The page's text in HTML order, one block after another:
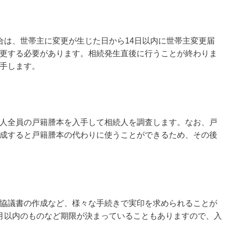
、世帯主に変更が生じた日から14日以内に世帯主変更届
する必要があります。相続発生直後に行うことが終わりま
します。
全員の戸籍謄本を入手して相続人を調査します。なお、戸
すると戸籍謄本の代わりに使うことができるため、その後
議書の作成など、様々な手続きで実印を求められることが
内のものなど期限が決まっていることもありますので、入